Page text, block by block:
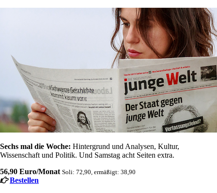
Sechs mal die Woche: Hintergrund und Analysen, Kultur,
Wissenschaft und Politik. Und Samstag acht Seiten extra.
56,90 Euro/Monat Soli: 72,90, ermäßigt: 38,90
Bestellen